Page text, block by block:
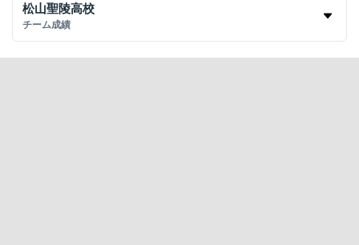
松山聖陵高校
チーム成績